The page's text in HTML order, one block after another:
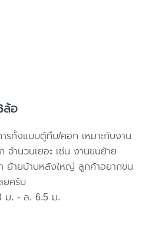
ล้อ
รทั้งแบบตู้ทึบ/คอก เหมาะกับงาน
ำนวนเยอะ เช่น งานขนย้าย
ายบ้านหลังใหญ่ ลูกค้าอยากขน
ยครับ
ม. - ล. 6.5 ม.